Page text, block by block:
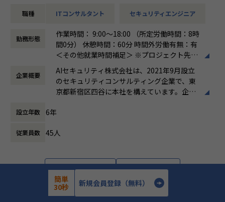
・オブザーバビリティ基盤の設計力：監視・ログ・パフォー
・技術リード・標準化・育成のマネジメントスキル：チーム
を率いる経験
オープングループ全体のプロダクトを横断し、以下の領域を
担当いただきます。
クラウドインフラ
・Google Cloud への移行対応の推進
・GCP / AWS を中心としたインフラの設計・構築・運用
セキュリティ
・各プロダクトの脆弱性対応、セキュリティ診断、対策の実
・全社横断的なセキュリティ統制およびガバナンスの設計と
・ユニット（チーム）のマネジメント、メンバー育成、デリ
・顧客への提案活動、経営層・部門責任者への報告・折衝
・ベンダーアライアンス（CrowdStrike）を活かした提案・
ソリューション開発
・（Senior Manager）複数プロジェクトの同時統括、案件
創出・事業推進のリード
・（Director）EDR／エンドポイント領域全体の事業・売上
■このポジションの魅力
当社がベンダーアライアンスを結ぶCrowdStrikeを中核に、
導入・構築から運用設計、
インシデント対応体制の構築までを一気通貫で担っていただ
職種 ITコンサルタント セキュリティエンジニア
勤務形態
作業時間： 9:00～18:00 （所定労働時間：8時
間0分） 休憩時間：60分 時間外労働有無：有
＜その他就業時間補足＞ ※プロジェクト先に
よる。 ※シニアコンサルタント以上は専門業
務型裁量労働制（みなし労働時間8時間）の
場合、時間外労働なし
働き方：裁量労働制
休憩時間： 60分
企業概要
AIセキュリティ株式会社は、2021年9月設立
のセキュリティコンサルティング企業で、東
京都新宿区四谷に本社を構えています。企業
げ、企業の持続的な成長と価値向上を支援す
コンサルティング、サイバーセキュリティコ
キュリティ顧問サービス、人材紹介・採用支
援などです。AI活用の拡大に伴うセキュリテ
ィリスクへの対応を強みとし、リスク管理か
ら組織体制構築、人材確保まで幅広く支援し
設立年数 6年
従業員数 45人
詳細を見る 応募する
簡単
30秒
新規会員登録（無料）